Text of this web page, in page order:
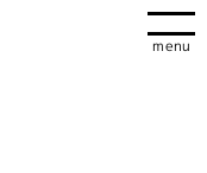
menu